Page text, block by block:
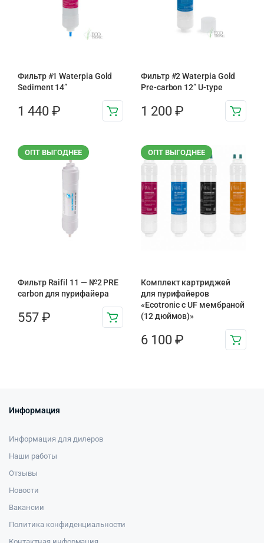
Фильтр #1 Waterpia Gold
Sediment 14”
1 440 ₽
Фильтр #2 Waterpia Gold
Pre-carbon 12” U-type
1 200 ₽
ОПТ ВЫГОДНЕЕ
Фильтр Raifil 11 — №2 PRE
carbon для пурифайера
557 ₽
ОПТ ВЫГОДНЕЕ
Комплект картриджей
для пурифайеров
«Ecotronic с UF мембраной
(12 дюймов)»
6 100 ₽
Информация
Информация для дилеров
Наши работы
Отзывы
Новости
Вакансии
Политика конфиденциальности